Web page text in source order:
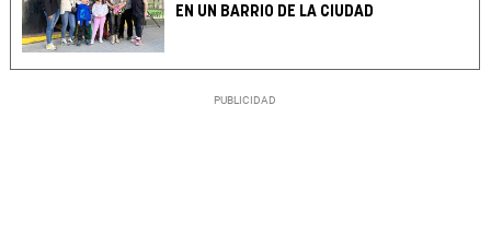
EN UN BARRIO DE LA CIUDAD